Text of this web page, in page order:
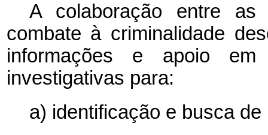
A colaboração entre
combate à criminalidade
informações e apoio
investigativas para:
a) identificação e busca